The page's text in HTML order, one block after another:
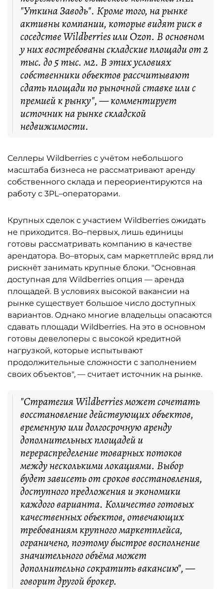
"Уткина Заводь". Кроме того, на рынке
активны компании, которые видят риск в
соседстве Wildberries или Ozon. В основном
у них востребованы складские площади от 2
тыс. до 5 тыс. м2. В этих условиях
собственники объектов рассчитывают
сдать площади по рыночной ставке или с
премией к рынку", — комментирует
источник на рынке складской
недвижимости.
Селлеры Wildberries с учётом небольшого
масштаба бизнеса не рассматривают аренду
собственного склада и переориентируются на
работу с 3PL–операторами.
Крупных сделок с участием Wildberries ожидать
не приходится. Во–первых, лишь единицы
готовы рассматривать компанию в качестве
арендатора. Во–вторых, сам маркетплейс вряд ли
рискнёт занимать крупные блоки. "Основная
доступная для Wildberries опция — аренда
площадей. В условиях высокой вакансии на
рынке существует большое число доступных
вариантов. Однако многие владельцы опасаются
сдавать площади Wildberries. На это в основном
готовы девелоперы с высокой кредитной
нагрузкой, которые испытывают
продолжительные сложности с заполнением
своих объектов", — считает источник на рынке.
"Стратегия Wildberries может сочетать
восстановление действующих объектов,
временную или долгосрочную аренду
дополнительных площадей и
перераспределение товарных потоков
между несколькими локациями. Выбор
будет зависеть от сроков восстановления,
доступного предложения и экономики
каждого варианта. Количество готовых
качественных объектов, отвечающих
требованиям крупного маркетплейса,
ограничено, поэтому быстрое восполнение
значительного объёма может
дополнительно сократить вакансию", —
говорит другой брокер.